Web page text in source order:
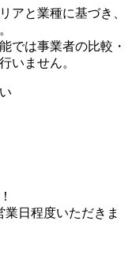
アと業種に基づき、
では事業者の比較・
いません。
日程度いただきま